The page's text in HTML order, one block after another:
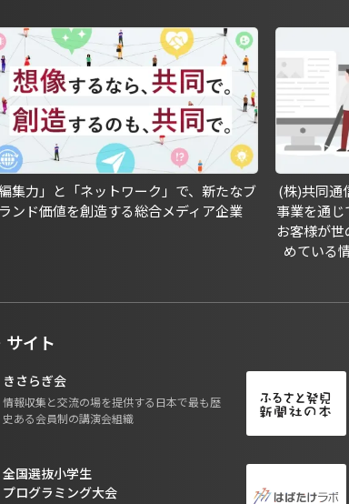
編集力」と「ネットワーク」で、新たなブ
ランド価値を創造する総合メディア企業
(株)共同通
事業を通じ
お客様が
めている
サイト
きさらぎ会
情報収集と交流の場を提供する日本で最も歴
史ある会員制の講演会組織
全国選抜小学生
プログラミング大会